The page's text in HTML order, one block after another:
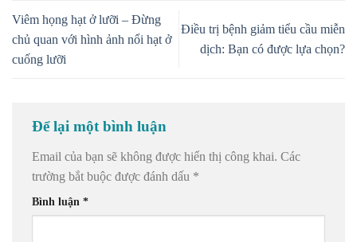
Viêm họng hạt ở lưỡi – Đừng
chủ quan với hình ảnh nổi hạt ở
cuống lưỡi
Điều trị bệnh giảm tiểu cầu miễn
dịch: Bạn có được lựa chọn?
Để lại một bình luận
Email của bạn sẽ không được hiển thị công khai. Các
trường bắt buộc được đánh dấu *
Bình luận *